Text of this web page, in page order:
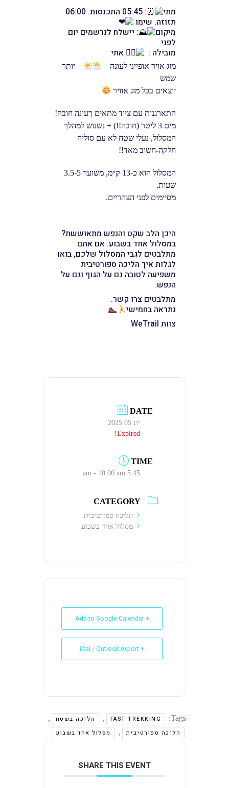
מתי
: 05:45 התכנסות. 06:00
תזוזה. שימו
מיקום
: יישלח לנרשמים יום
לפני
מובילה :
אתי
מזג אויר אופייני לעונה –
– יותר
שמש
יוצאים בכל מזג אוויר
התארגנות עם ציוד מתאים ךעונה חובה!
מים 3 ליטר (חובה!!) + נשנוש למהלך
המסלול, נעלי שטח לא עם סוליה
חלקה-חשוב מאד!!
המסלול הוא כ-13 ק״מ, משוער 3.5-5
שעות.
מסיימים לפני הצהריים.
היכן הלב שקט והנפש מתאוששת?
במסלול אחד בשבוע. אם אתם
מתלבטים לגבי המסלול שלכם, בואו
לגלות איך הליכה ספורטיבית
משפיעה לטובה גם על הגוף וגם על
הנפש.
מתלבטים צרו קשר.
נתראה בחמישי
צוות WeTrail
DATE
יונ 05 2025
Expired!
TIME
5:45 am - 10:00 am
CATEGORY
הליכה ספורטיבית
מסלול אחד בשבוע
+ Add to Google Calendar
+ iCal / Outlook export
Tags:
FAST TREKKING
, הליכה בשטח
,
הליכה ספורטיבית
, מסלול אחד בשבוע
SHARE THIS EVENT